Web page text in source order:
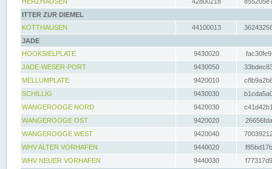
ITTER ZUR DIEMEL
KOTTHAUSEN
44100013
JADE
HOOKSIELPLATE
9430020
JADE-WESER-PORT
9430050
MELLUMPLATE
9420010
SCHILLIG
9430030
WANGEROOGE NORD
9420030
WANGEROOGE OST
9420020
WANGEROOGE WEST
9420040
WHV ALTER VORHAFEN
9440020
WHV NEUER VORHAFEN
9440030